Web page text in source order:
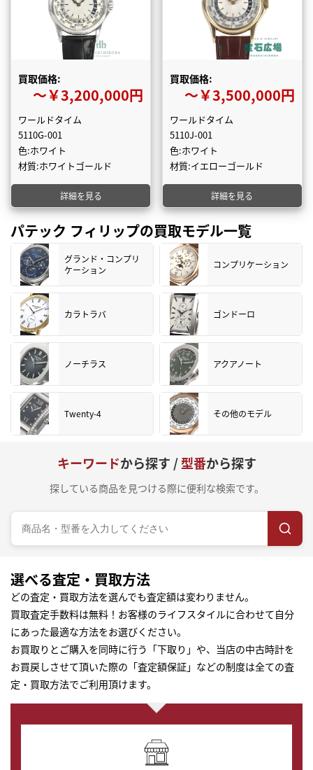
買取価格:
〜￥3,200,000円
ワールドタイム
5110G-001
色:ホワイト
材質:ホワイトゴールド
詳細を見る
買取価格:
〜￥3,500,000円
ワールドタイム
5110J-001
色:ホワイト
材質:イエローゴールド
詳細を見る
パテック フィリップの買取モデル一覧
グランド・コンプリ
ケーション
コンプリケーション
カラトラバ ゴンドーロ
ノーチラス アクアノート
Twenty-4 その他のモデル
キーワードから探す /型番から探す
探している商品を見つける際に便利な検索です。
選べる査定・買取方法
どの査定・買取方法を選んでも査定額は変わりません。
買取査定手数料は無料！お客様のライフスタイルに合わせて自分
にあった最適な方法をお選びください。
お買取りとご購入を同時に行う「下取り」や、当店の中古時計を
お買戻しさせて頂いた際の「査定額保証」などの制度は全ての査
定・買取方法でご利用頂けます。